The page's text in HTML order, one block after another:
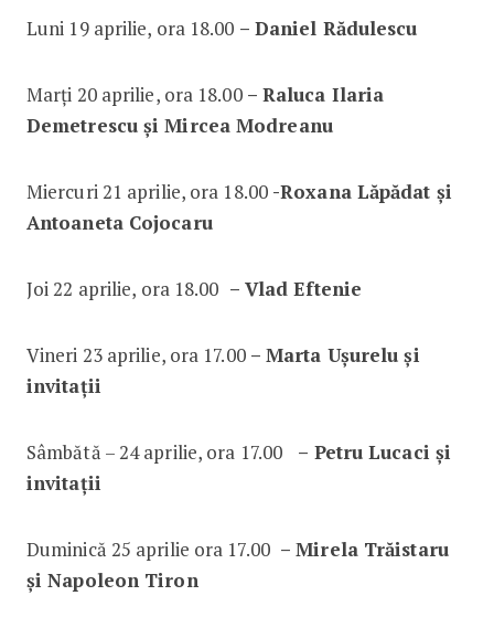
Luni 19 aprilie, ora 18.00 – Daniel Rădulescu
Marți 20 aprilie, ora 18.00– Raluca Ilaria
Demetrescu și Mircea Modreanu
Miercuri 21 aprilie, ora 18.00-Roxana Lăpădat și
Antoaneta Cojocaru
Joi 22 aprilie, ora 18.00 – Vlad Eftenie
Vineri 23 aprilie, ora 17.00– Marta Ușurelu și
invitații
Sâmbătă – 24 aprilie, ora 17.00 – Petru Lucaci și
invitații
Duminică 25 aprilie ora 17.00– Mirela Trăistaru
și Napoleon Tiron